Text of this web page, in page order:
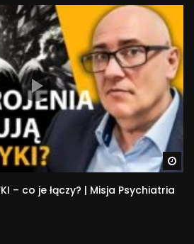
– co je łączy? | Misja Psychiatria